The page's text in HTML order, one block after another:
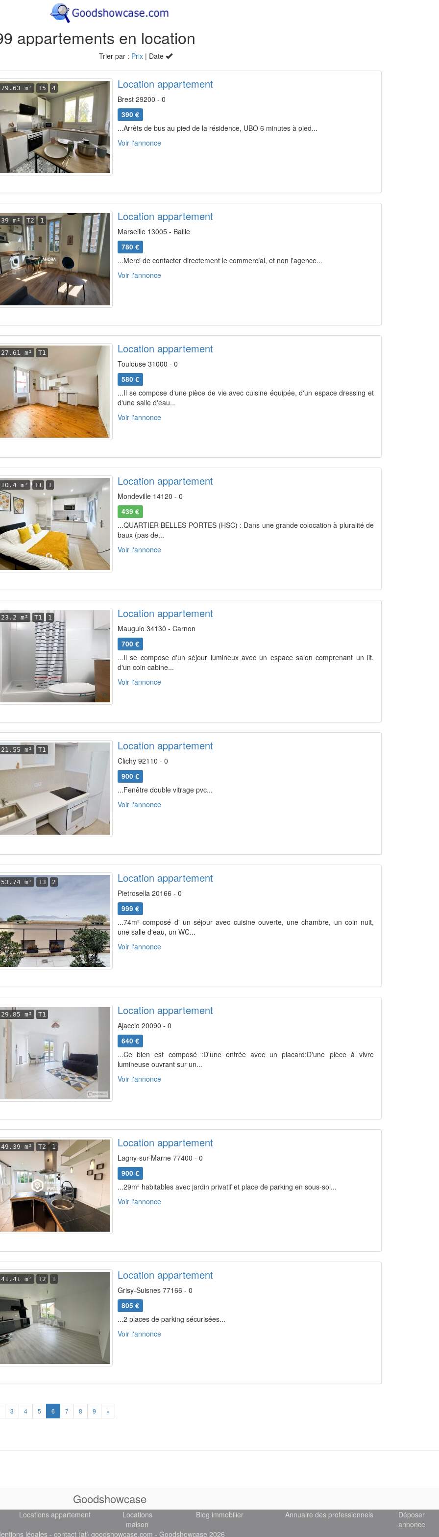
appartements en location
Trier par : Prix| Date
79.63 m² T5 4 Location appartement
Brest 29200 - 0
390 €
...Arrêts de bus au pied de la résidence, UBO 6 minutes à pied...
Voir l'annonce
39 m² T2 1 Location appartement
Marseille 13005 - Baille
780 €
...Merci de contacter directement le commercial, et non l'agence...
Voir l'annonce
27.61 m² T1 Location appartement
Toulouse 31000 - 0
580 €
...Il se compose d'une pièce de vie avec cuisine équipée, d'un espace dressing et
d'une salle d'eau...
Voir l'annonce
10.4 m² T1 1 Location appartement
Mondeville 14120 - 0
439 €
...QUARTIER BELLES PORTES (HSC) : Dans une grande colocation à pluralité de
baux (pas de...
Voir l'annonce
23.2 m² T1 1 Location appartement
Mauguio 34130 - Carnon
700 €
...Il se compose d'un séjour lumineux avec un espace salon comprenant un lit,
d'un coin cabine...
Voir l'annonce
21.55 m² T1 Location appartement
Clichy 92110 - 0
900 €
...Fenêtre double vitrage pvc...
Voir l'annonce
53.74 m² T3 2 Location appartement
Pietrosella 20166 - 0
999 €
...74m² composé d' un séjour avec cuisine ouverte, une chambre, un coin nuit,
une salle d'eau, un WC...
Voir l'annonce
29.85 m² T1 Location appartement
Ajaccio 20090 - 0
640 €
...Ce bien est composé :D'une entrée avec un placard;D'une pièce à vivre
lumineuse ouvrant sur un...
Voir l'annonce
49.39 m² T2 1 Location appartement
Lagny-sur-Marne 77400 - 0
900 €
...29m² habitables avec jardin privatif et place de parking en sous-sol...
Voir l'annonce
41.41 m² T2 1 Location appartement
Grisy-Suisnes 77166 - 0
805 €
...2 places de parking sécurisées...
Voir l'annonce
3 4 5 6 7 8 9 »
Goodshowcase
Locations appartement
Locations
maison
Blog immobilier Annuaire des professionnels
Déposer
annonce
légales- contact (at) goodshowcase.com - Goodshowcase 2026